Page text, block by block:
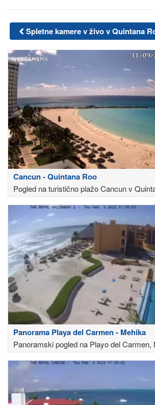
Spletne kamere v živo v Quintana
Cancun - Quintana Roo
Pogled na turistično plažo Cancun v
Panorama Playa del Carmen - Mehika
Panoramski pogled na Playo del Carmen,